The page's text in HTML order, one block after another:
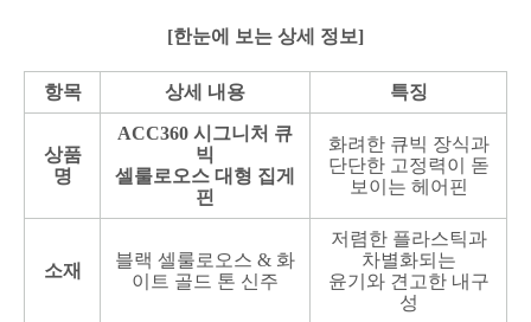
[한눈에 보는 상세 정보]
항목 상세 내용 특징
상품
명
ACC360 시그니처 큐
빅
셀룰로오스 대형 집게
핀
화려한 큐빅 장식과
단단한 고정력이 돋
보이는 헤어핀
소재
블랙 셀룰로오스 & 화
이트 골드 톤 신주
저렴한 플라스틱과
차별화되는
윤기와 견고한 내구
성